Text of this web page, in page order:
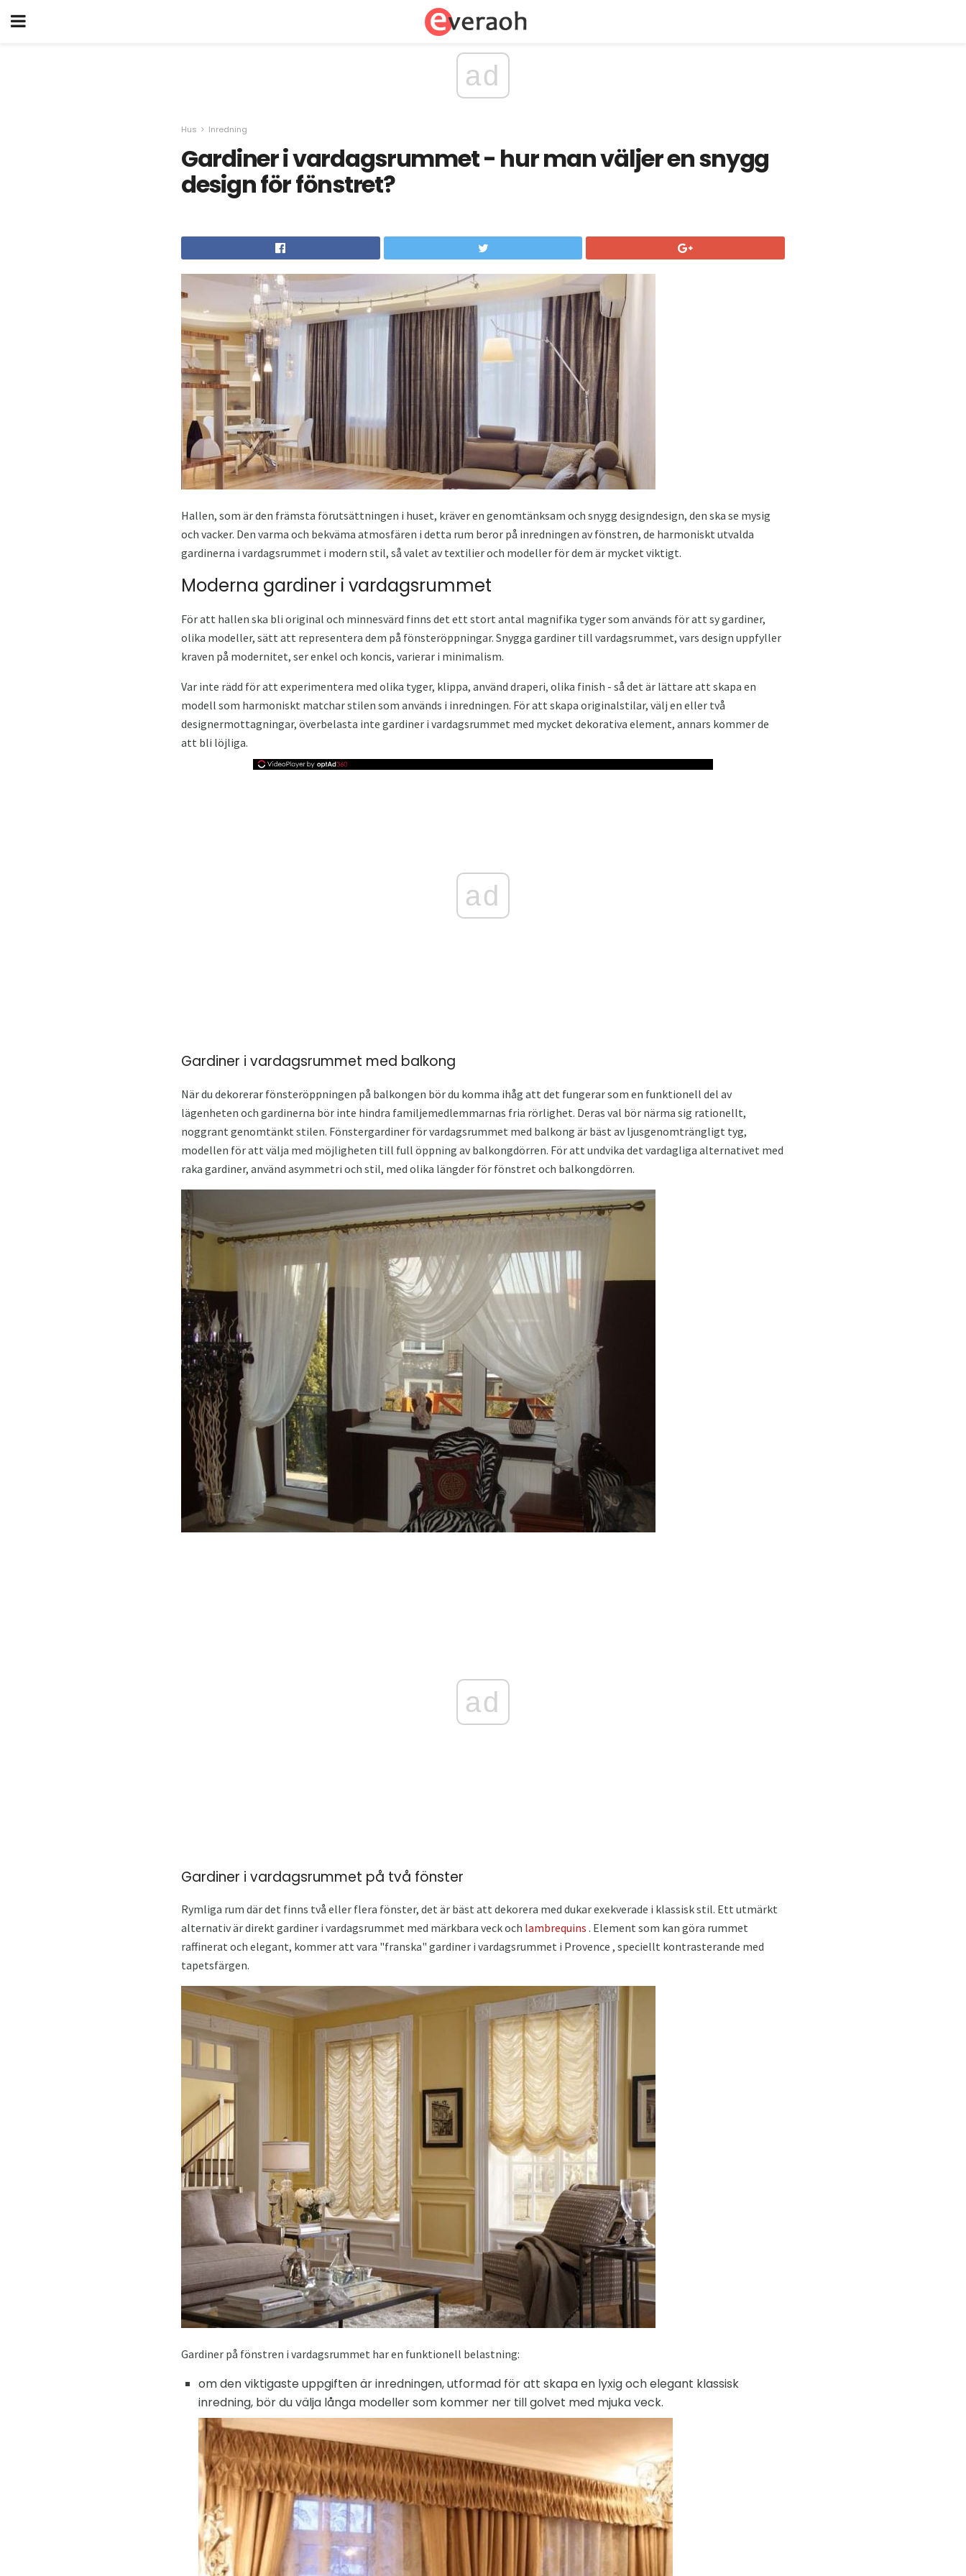
ad
Hus Inredning
Gardiner i vardagsrummet - hur man väljer en snygg
design för fönstret?
Hallen, som är den främsta förutsättningen i huset, kräver en genomtänksam och snygg designdesign, den ska se mysig
och vacker. Den varma och bekväma atmosfären i detta rum beror på inredningen av fönstren, de harmoniskt utvalda
gardinerna i vardagsrummet i modern stil, så valet av textilier och modeller för dem är mycket viktigt.
Moderna gardiner i vardagsrummet
För att hallen ska bli original och minnesvärd finns det ett stort antal magnifika tyger som används för att sy gardiner,
olika modeller, sätt att representera dem på fönsteröppningar. Snygga gardiner till vardagsrummet, vars design uppfyller
kraven på modernitet, ser enkel och koncis, varierar i minimalism.
Var inte rädd för att experimentera med olika tyger, klippa, använd draperi, olika finish - så det är lättare att skapa en
modell som harmoniskt matchar stilen som används i inredningen. För att skapa originalstilar, välj en eller två
designermottagningar, överbelasta inte gardiner i vardagsrummet med mycket dekorativa element, annars kommer de
att bli löjliga.
ad
Gardiner i vardagsrummet med balkong
När du dekorerar fönsteröppningen på balkongen bör du komma ihåg att det fungerar som en funktionell del av
lägenheten och gardinerna bör inte hindra familjemedlemmarnas fria rörlighet. Deras val bör närma sig rationellt,
noggrant genomtänkt stilen. Fönstergardiner för vardagsrummet med balkong är bäst av ljusgenomträngligt tyg,
modellen för att välja med möjligheten till full öppning av balkongdörren. För att undvika det vardagliga alternativet med
raka gardiner, använd asymmetri och stil, med olika längder för fönstret och balkongdörren.
ad
Gardiner i vardagsrummet på två fönster
Rymliga rum där det finns två eller flera fönster, det är bäst att dekorera med dukar exekverade i klassisk stil. Ett utmärkt
alternativ är direkt gardiner i vardagsrummet med märkbara veck och lambrequins . Element som kan göra rummet
raffinerat och elegant, kommer att vara "franska" gardiner i vardagsrummet i Provence , speciellt kontrasterande med
tapetsfärgen.
Gardiner på fönstren i vardagsrummet har en funktionell belastning:
om den viktigaste uppgiften är inredningen, utformad för att skapa en lyxig och elegant klassisk
inredning, bör du välja långa modeller som kommer ner till golvet med mjuka veck.